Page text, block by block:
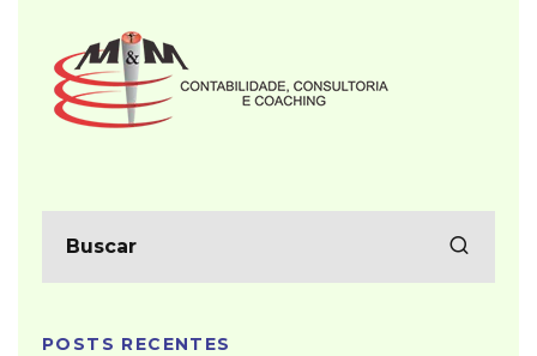
POSTS RECENTES